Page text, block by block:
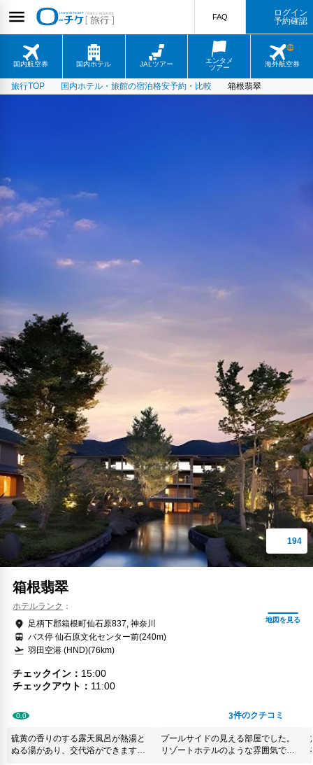
国内航空券 国内ホテル JALツアー
エンタメ
ツアー
海外航空券
FAQ
ログイン
予約確認
旅行TOP 国内ホテル・旅館の宿泊格安予約・比較 箱根翡翠
箱根翡翠
ホテルランク
足柄下郡箱根町仙石原837, 神奈川
バス停 仙石原文化センター前(240m)
羽田空港 (HND)(76km)
チェックイン
15:00
チェックアウト
11:00
0.0 3件のクチコミ
硫黄の香りのする露天風呂が熱湯と
ぬる湯があり、交代浴ができます。
プールサイドの見える部屋でした。
リゾートホテルのような雰囲気で、